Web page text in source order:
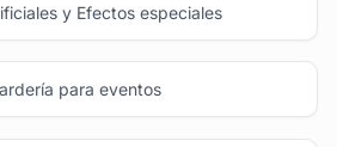
y Efectos especiales
para eventos